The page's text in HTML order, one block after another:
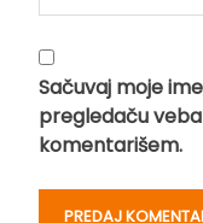
Sačuvaj moje
pregledaču
komentarišem.